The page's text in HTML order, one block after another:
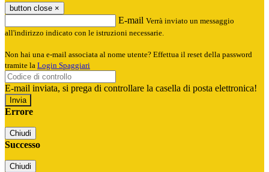
button close ×
E-mail Verrà inviato un messaggio
all'indirizzo indicato con le istruzioni necessarie.
Non hai una e-mail associata al nome utente? Effettua il reset della password
tramite la Login Spaggiari
E-mail inviata, si prega di controllare la casella di posta elettronica!
Errore
Chiudi
Successo
Chiudi